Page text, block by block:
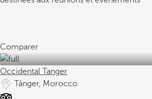
Comparer
Occidental Tanger
Tánger, Morocco